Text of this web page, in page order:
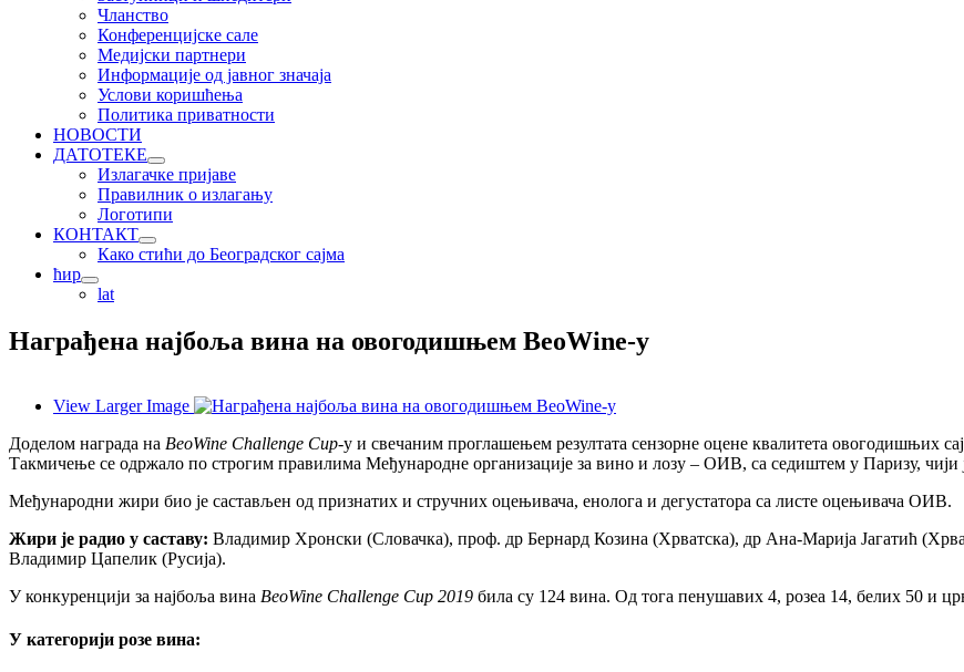
Чланство
Конференцијске сале
Медијски партнери
Информације од јавног значаја
Услови коришћења
Политика приватности
НОВОСТИ
ДАТОТЕКЕ
Излагачке пријаве
Правилник о излагању
Логотипи
КОНТАКТ
Како стићи до Београдског сајма
ћир
lat
Награђена најбоља вина на овогодишњем BeoWine-у
View Larger Image
Доделом награда на BeoWine Challenge Cup-у и свечаним проглашењем резултата сензорне оцене квалитета овогодишњих
Такмичење се одржало по строгим правилима Међународне организације за вино и лозу – ОИВ, са седиштем у Паризу, чији
Међународни жири био је састављен од признатих и стручних оцењивача, енолога и дегустатора са листе оцењивача ОИВ.
Жири је радио у саставу: Владимир Хронски (Словачка), проф. др Бернард Козина (Хрватска), др Ана-Марија Јагатић
Владимир Цапелик (Русија).
У конкуренцији за најбоља вина BeoWine Challenge Cup 2019 била су 124 вина. Од тога пенушавих 4, розеа 14, белих 50 и
У категорији розе вина: